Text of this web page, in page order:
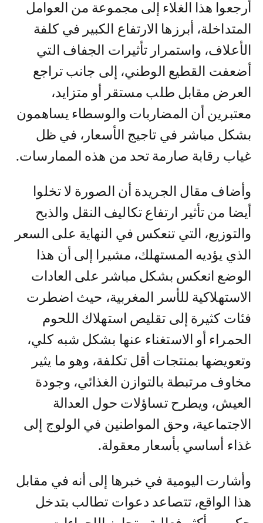
أرجعوا هذا الغلاء إلى مجموعة من العوامل
المتداخلة، أبرزها الارتفاع الكبير في كلفة
الأعلاف، واستمرار تأثيرات الجفاف التي
أضعفت القطيع الوطني، إلى جانب تراجع
العرض مقابل طلب مستقر أو متزايد،
معتبرين أن المضاربات والوسطاء يساهمون
بشكل مباشر في تاجيج الأسعار، في ظل
غياب رقابة صارمة تحد من هذه الممارسات.
وأضاف مقال الجريدة أن الصورة لا تخلوا
أيضا من تأثير ارتفاع تكاليف النقل والذبح
والتوزيع، التي تنعكس في النهاية على السعر
الذي يؤديه المستهلك، مشيرا إلى أن هذا
الوضع انعكس بشكل مباشر على العادات
الاستهلاكية للأسر المغربية، حيث اضطرت
فئات كثيرة إلى تقليص استهلاك اللحوم
الحمراء أو الاستغناء عنها بشكل شبه كلي،
وتعويضها بمنتجات أقل تكلفة، وهو ما يثير
مخاوف مرتبطة بالتوازن الغذائي، وجودة
العيش، ويطرح تساؤلات حول العدالة
الاجتماعية، وحق المواطنين في الولوج إلى
غذاء أساسي بأسعار معقولة.
وأشارت اليومية في خبرها إلى أنه في مقابل
هذا الواقع، تتصاعد دعوات تطالب بتدخل